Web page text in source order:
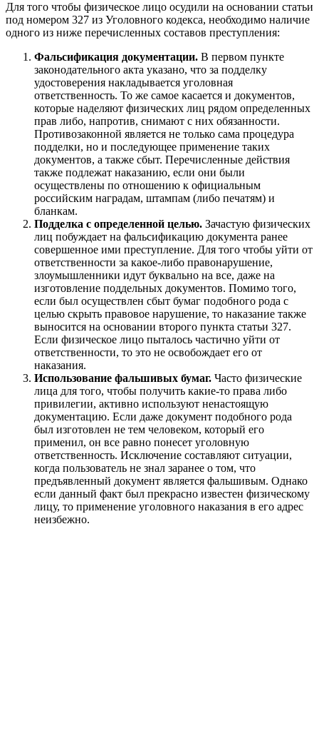
Для того чтобы физическое лицо осудили на основании статьи
под номером 327 из Уголовного кодекса, необходимо наличие
одного из ниже перечисленных составов преступления:
Фальсификация документации. В первом пункте
законодательного акта указано, что за подделку
удостоверения накладывается уголовная
ответственность. То же самое касается и документов,
которые наделяют физических лиц рядом определенных
прав либо, напротив, снимают с них обязанности.
Противозаконной является не только сама процедура
подделки, но и последующее применение таких
документов, а также сбыт. Перечисленные действия
также подлежат наказанию, если они были
осуществлены по отношению к официальным
российским наградам, штампам (либо печатям) и
бланкам.
Подделка с определенной целью. Зачастую физических
лиц побуждает на фальсификацию документа ранее
совершенное ими преступление. Для того чтобы уйти от
ответственности за какое-либо правонарушение,
злоумышленники идут буквально на все, даже на
изготовление поддельных документов. Помимо того,
если был осуществлен сбыт бумаг подобного рода с
целью скрыть правовое нарушение, то наказание также
выносится на основании второго пункта статьи 327.
Если физическое лицо пыталось частично уйти от
ответственности, то это не освобождает его от
наказания.
Использование фальшивых бумаг. Часто физические
лица для того, чтобы получить какие-то права либо
привилегии, активно используют ненастоящую
документацию. Если даже документ подобного рода
был изготовлен не тем человеком, который его
применил, он все равно понесет уголовную
ответственность. Исключение составляют ситуации,
когда пользователь не знал заранее о том, что
предъявленный документ является фальшивым. Однако
если данный факт был прекрасно известен физическому
лицу, то применение уголовного наказания в его адрес
неизбежно.